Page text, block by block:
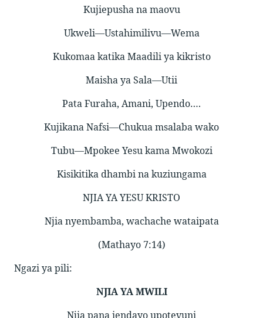
Kujiepusha na maovu
Ukweli—Ustahimilivu—Wema
Kukomaa katika Maadili ya kikristo
Maisha ya Sala—Utii
Pata Furaha, Amani, Upendo….
Kujikana Nafsi—Chukua msalaba wako
Tubu—Mpokee Yesu kama Mwokozi
Kisikitika dhambi na kuziungama
NJIA YA YESU KRISTO
Njia nyembamba, wachache wataipata
(Mathayo 7:14)
Ngazi ya pili:
NJIA YA MWILI
Njia pana iendayo upotevuni